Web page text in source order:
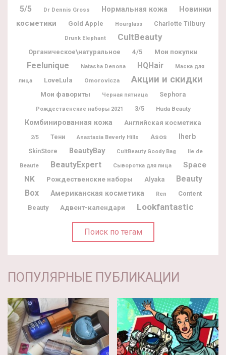
5/5 Dr Dennis Gross Нормальная кожа
Новинки
косметики
Gold Apple Hourglass Charlotte Tilbury
Drunk Elephant CultBeauty
Органическое\натуральное 4/5 Мои покупки
Feelunique Natasha Denona HQHair Маска для
лица LoveLula Omorovicza Акции и скидки
Мои фавориты Черная пятница Sephora
Рождественские наборы 2021 3/5 Huda Beauty
Комбинированная кожа Английская косметика
2/5 Тени Anastasia Beverly Hills Asos Iherb
SkinStore BeautyBay CultBeauty Goody Bag
Ile de
Beaute
BeautyExpert Сыворотка для лица
Space
NK
Рождественские наборы Alyaka
Beauty
Box
Американская косметика Ren
Content
Beauty
Адвент-календари Lookfantastic
Поиск по тегам
ПОПУЛЯРНЫЕ ПУБЛИКАЦИИ